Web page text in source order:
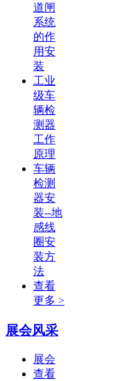
道闸
系统
的作
用安
装
工业
级车
辆检
测器
工作
原理
车辆
检测
器安
装--地
感线
圈安
装方
法
查看
更多 >
展会风采
展会
查看